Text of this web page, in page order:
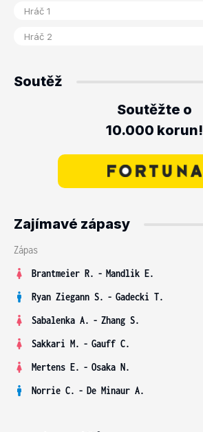
Soutěž
Soutěžte o
10.000 korun!
Zajímavé zápasy
Zápas
Brantmeier R. - Mandlik E.
Ryan Ziegann S. - Gadecki T.
Sabalenka A. - Zhang S.
Sakkari M. - Gauff C.
Mertens E. - Osaka N.
Norrie C. - De Minaur A.